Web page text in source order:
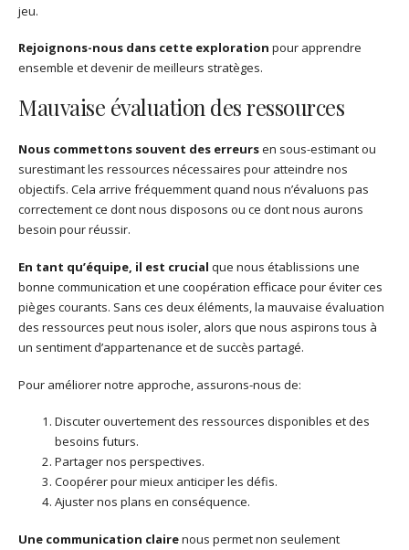
jeu.
Rejoignons-nous dans cette exploration pour apprendre
ensemble et devenir de meilleurs stratèges.
Mauvaise évaluation des ressources
Nous commettons souvent des erreursen sous-estimant ou
surestimant les ressources nécessaires pour atteindre nos
objectifs. Cela arrive fréquemment quand nous n’évaluons pas
correctement ce dont nous disposons ou ce dont nous aurons
besoin pour réussir.
En tant qu’équipe, il est crucial que nous établissions une
bonne communication et une coopération efficace pour éviter ces
pièges courants. Sans ces deux éléments, la mauvaise évaluation
des ressources peut nous isoler, alors que nous aspirons tous à
un sentiment d’appartenance et de succès partagé.
Pour améliorer notre approche, assurons-nous de:
Discuter ouvertement des ressources disponibles et des
besoins futurs.
Partager nos perspectives.
Coopérer pour mieux anticiper les défis.
Ajuster nos plans en conséquence.
Une communication clairenous permet non seulement